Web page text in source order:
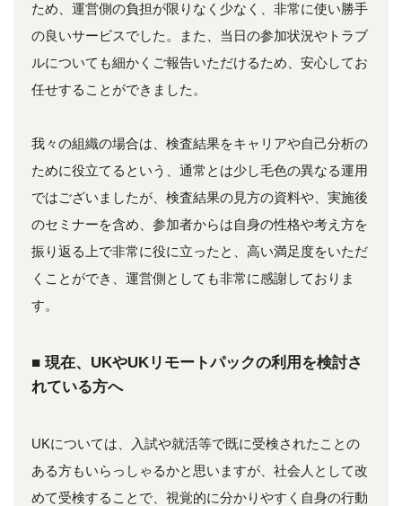
ため、運営側の負担が限りなく少なく、非常に使い勝手
の良いサービスでした。また、当日の参加状況やトラブ
ルについても細かくご報告いただけるため、安心してお
任せすることができました。
我々の組織の場合は、検査結果をキャリアや自己分析の
ために役立てるという、通常とは少し毛色の異なる運用
ではございましたが、検査結果の見方の資料や、実施後
のセミナーを含め、参加者からは自身の性格や考え方を
振り返る上で非常に役に立ったと、高い満足度をいただ
くことができ、運営側としても非常に感謝しておりま
す。
■ 現在、UKやUKリモートパックの利用を検討さ
れている方へ
UKについては、入試や就活等で既に受検されたことの
ある方もいらっしゃるかと思いますが、社会人として改
めて受検することで、視覚的に分かりやすく自身の行動